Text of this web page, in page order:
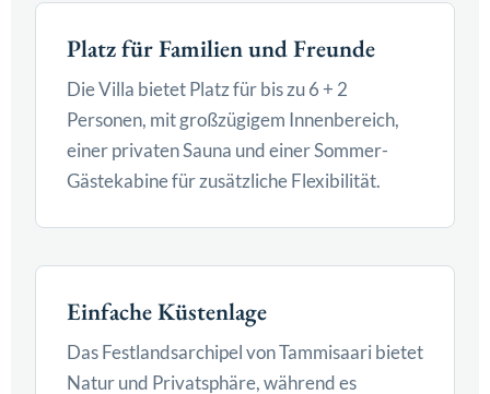
Platz für Familien und Freunde
Die Villa bietet Platz für bis zu 6 + 2
Personen, mit großzügigem Innenbereich,
einer privaten Sauna und einer Sommer-
Gästekabine für zusätzliche Flexibilität.
Einfache Küstenlage
Das Festlandsarchipel von Tammisaari bietet
Natur und Privatsphäre, während es